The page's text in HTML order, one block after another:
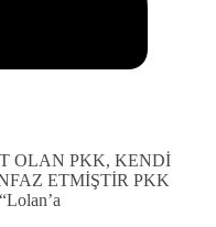
OLAN PKK, KENDİ
ETMİŞTİR PKK